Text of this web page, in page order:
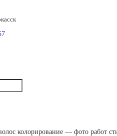
колорирование — фото работ